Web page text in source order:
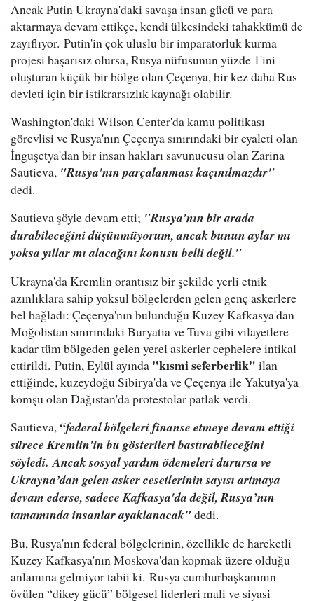
Ancak Putin Ukrayna'daki savaşa insan gücü ve para
aktarmaya devam ettikçe, kendi ülkesindeki tahakkümü de
zayıflıyor. Putin'in çok uluslu bir imparatorluk kurma
projesi başarısız olursa, Rusya nüfusunun yüzde 1'ini
oluşturan küçük bir bölge olan Çeçenya, bir kez daha Rus
devleti için bir istikrarsızlık kaynağı olabilir.
Washington'daki Wilson Center'da kamu politikası
görevlisi ve Rusya'nın Çeçenya sınırındaki bir eyaleti olan
İnguşetya'dan bir insan hakları savunucusu olan Zarina
Sautieva, "Rusya'nın parçalanması kaçınılmazdır"
dedi.
Sautieva şöyle devam etti; "Rusya'nın bir arada
durabileceğini düşünmüyorum, ancak bunun aylar mı
yoksa yıllar mı alacağını konusu belli değil."
Ukrayna'da Kremlin orantısız bir şekilde yerli etnik
azınlıklara sahip yoksul bölgelerden gelen genç askerlere
bel bağladı: Çeçenya'nın bulunduğu Kuzey Kafkasya'dan
Moğolistan sınırındaki Buryatia ve Tuva gibi vilayetlere
kadar tüm bölgeden gelen yerel askerler cephelere intikal
ettirildi. Putin, Eylül ayında "kısmi seferberlik" ilan
ettiğinde, kuzeydoğu Sibirya'da ve Çeçenya ile Yakutya'ya
komşu olan Dağıstan'da protestolar patlak verdi.
Sautieva, “federal bölgeleri finanse etmeye devam ettiği
sürece Kremlin'in bu gösterileri bastırabileceğini
söyledi. Ancak sosyal yardım ödemeleri durursa ve
Ukrayna’dan gelen asker cesetlerinin sayısı artmaya
devam ederse, sadece Kafkasya'da değil, Rusya’nın
tamamında insanlar ayaklanacak"dedi.
Bu, Rusya'nın federal bölgelerinin, özellikle de hareketli
Kuzey Kafkasya'nın Moskova'dan kopmak üzere olduğu
anlamına gelmiyor tabii ki. Rusya cumhurbaşkanının
övülen “dikey gücü” bölgesel liderleri mali ve siyasi